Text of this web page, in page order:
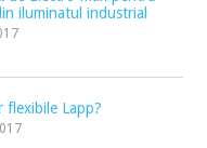
iluminatul industrial
flexibile Lapp?